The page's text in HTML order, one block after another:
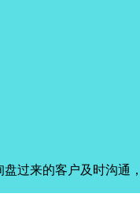
过来的客户及时沟通